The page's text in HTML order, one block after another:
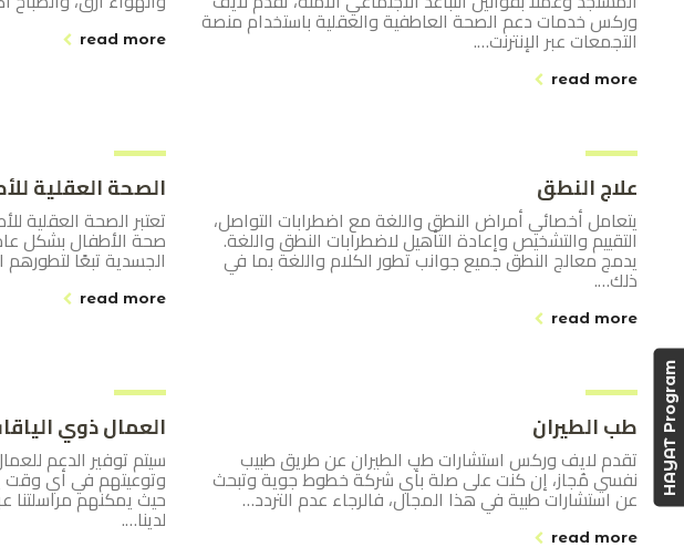
وركس خدمات دعم الصحة العاطفية والعقلية باستخدام منصة
التجمعات عبر الإنترنت….
read more
read more
علاج النطق
يتعامل أخصائي أمراض النطق واللغة مع اضطرابات التواصل،
التقييم والتشخيص وإعادة التأهيل لاضطرابات النطق واللغة.
يدمج معالج النطق جميع جوانب تطور الكلام واللغة بما في
ذلك….
read more
الصحة العقلية
تعتبر الصحة العقلية
صحة الأطفال بشكل
الجسدية تبعًا
read more
طب الطيران
تقدم لايف وركس استشارات طب الطيران عن طريق طبيب
نفسي مُجاز، إن كنت على صلة بأي شركة خطوط جوية وتبحث
عن استشارات طبية في هذا المجال، فالرجاء عدم التردد…
read more
العمال ذوي
سيتم توفير الدعم
وتوعيتهم في أي وقت
حيث يمكنهم مراسلتنا
لدينا….
HAYAT Program